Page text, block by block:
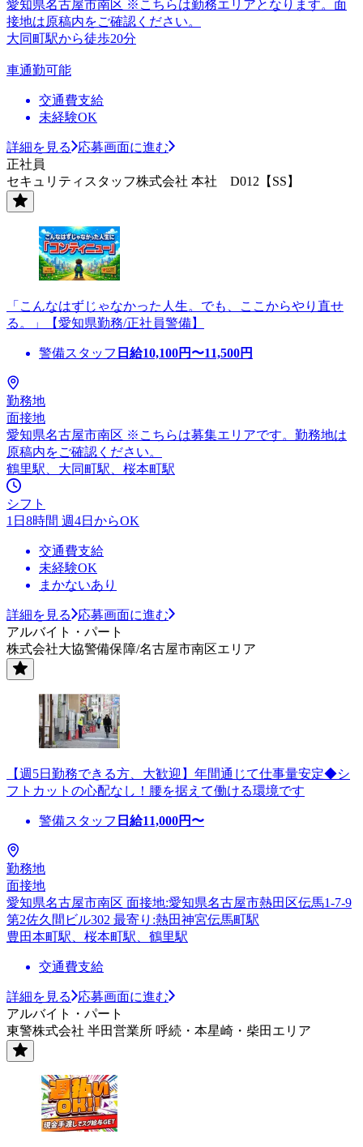
愛知県名古屋市南区 ※こちらは勤務エリアとなります。面
接地は原稿内をご確認ください。
大同町駅から徒歩20分
車通勤可能
交通費支給
未経験OK
詳細を見る
応募画面に進む
正社員
セキュリティスタッフ株式会社 本社 D012【SS】
「こんなはずじゃなかった人生。でも、ここからやり直せ
る。」【愛知県勤務/正社員警備】
警備スタッフ 日給10,100円〜11,500円
勤務地
面接地
愛知県名古屋市南区 ※こちらは募集エリアです。勤務地は
原稿内をご確認ください。
鶴里駅、大同町駅、桜本町駅
シフト
1日8時間 週4日からOK
交通費支給
未経験OK
まかないあり
詳細を見る
応募画面に進む
アルバイト・パート
株式会社大協警備保障/名古屋市南区エリア
【週5日勤務できる方、大歓迎】年間通じて仕事量安定◆シ
フトカットの心配なし！腰を据えて働ける環境です
警備スタッフ 日給11,000円〜
勤務地
面接地
愛知県名古屋市南区 面接地:愛知県名古屋市熱田区伝馬1-7-9
第2佐久間ビル302 最寄り:熱田神宮伝馬町駅
豊田本町駅、桜本町駅、鶴里駅
交通費支給
詳細を見る
応募画面に進む
アルバイト・パート
東警株式会社 半田営業所 呼続・本星崎・柴田エリア